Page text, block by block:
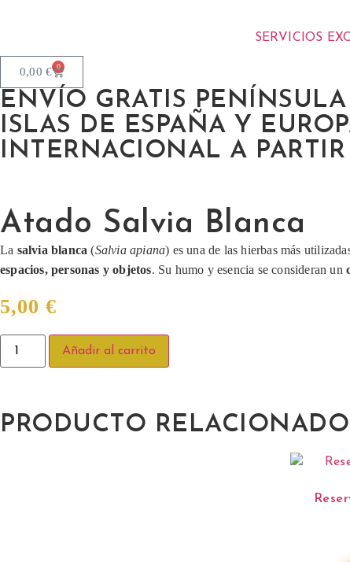
SERVICIOS
0,00 € 0
ENVÍO GRATIS
ISLAS DE ESPAÑA Y
INTERNACIONAL A
Atado Salvia Blanca
La salvia blanca (Salvia apiana) es una de las hierbas más
espacios, personas y objetos. Su humo y esencia se consideran un
5,00 €
Añadir al carrito
PRODUCTO